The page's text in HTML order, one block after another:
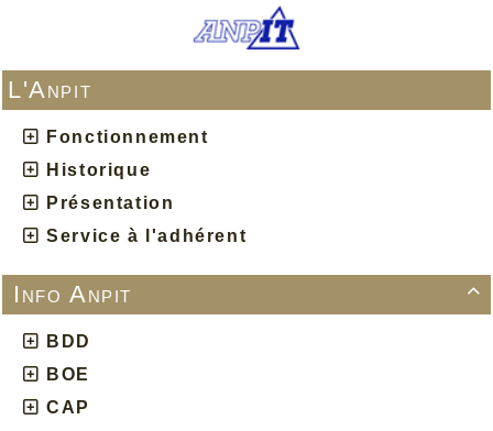
L'Anpit
Fonctionnement
Historique
Présentation
Service à l'adhérent

Info Anpit
BDD
BOE
CAP